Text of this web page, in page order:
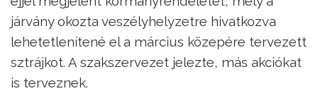
járvány okozta veszélyhelyzetre hivatkozva
lehetetlenítené el a március közepére tervezett
sztrájkot. A szakszervezet jelezte, más akciókat
is terveznek.